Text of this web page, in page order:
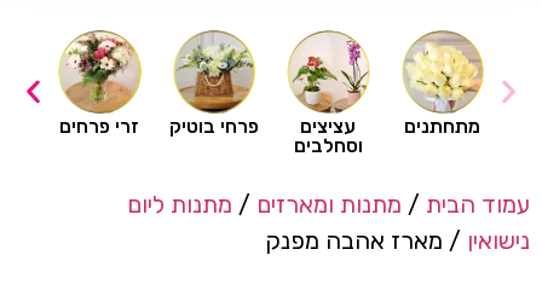
זרי פרחים פרחי בוטיק
עציצים
וסחלבים
מתחתנים
עמוד הבית / מתנות ומארזים / מתנות ליום
נישואין / מארז אהבה מפנק